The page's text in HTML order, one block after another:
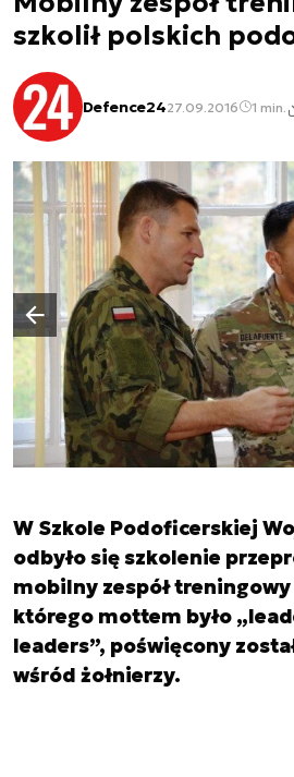
szkolił polskich
Defence2427.09.2016 1 min.
Poprzedni slajd
W Szkole Podoficerskiej
odbyło się szkolenie
mobilny zespół treningowy
którego mottem było
leaders”, poświęcony
wśród żołnierzy.